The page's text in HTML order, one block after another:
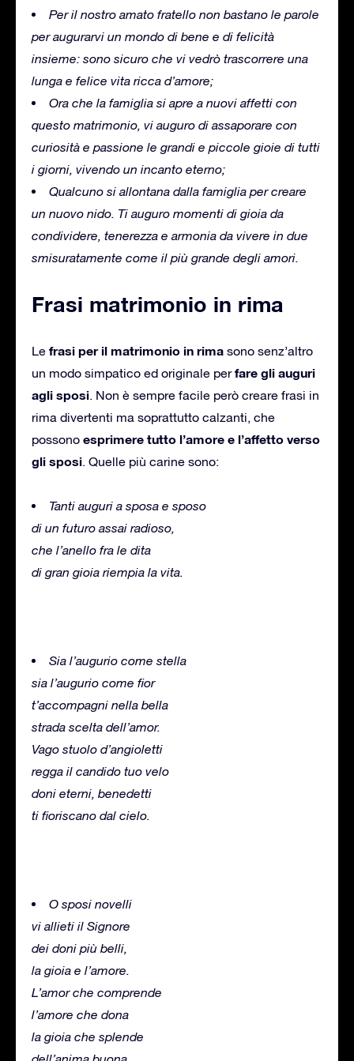
Per il nostro amato fratello non bastano le parole
per augurarvi un mondo di bene e di felicità
insieme: sono sicuro che vi vedrò trascorrere una
lunga e felice vita ricca d’amore;
Ora che la famiglia si apre a nuovi affetti con
questo matrimonio, vi auguro di assaporare con
curiosità e passione le grandi e piccole gioie di tutti
i giorni, vivendo un incanto eterno;
Qualcuno si allontana dalla famiglia per creare
un nuovo nido. Ti auguro momenti di gioia da
condividere, tenerezza e armonia da vivere in due
smisuratamente come il più grande degli amori.
Frasi matrimonio in rima
Le frasi per il matrimonio in rima sono senz’altro
un modo simpatico ed originale perfare gli auguri
agli sposi. Non è sempre facile però creare frasi in
rima divertenti ma soprattutto calzanti, che
possono esprimere tutto l’amore e l’affetto verso
gli sposi. Quelle più carine sono:
Tanti auguri a sposa e sposo
di un futuro assai radioso,
che l’anello fra le dita
di gran gioia riempia la vita.
Sia l’augurio come stella
sia l’augurio come fior
t’accompagni nella bella
strada scelta dell’amor.
Vago stuolo d’angioletti
regga il candido tuo velo
doni eterni, benedetti
ti fioriscano dal cielo.
O sposi novelli
vi allieti il ​​Signore
dei doni più belli,
la gioia e l’amore.
L’amor che comprende
l’amore che dona
la gioia che splende